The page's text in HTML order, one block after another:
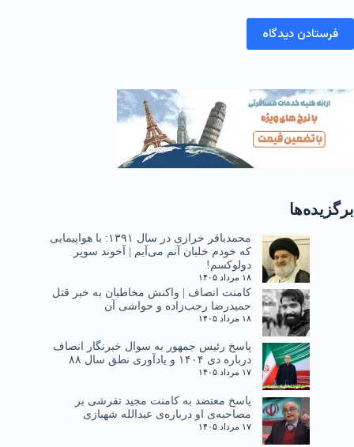
فرستادن دیدگاه
برگزیده‌ها
محمدباقر خرازی در سال ۱۳۹۱: با هواپیمایی
که خودم خلبان آنم می‌آیم | آخوند سوپر
دولوکسم!
۱۸ مرداد ۱۴۰۵
کامنت انصاف | واکنش مخاطبان به خبر قتل
حمیدرضا رجب‌زاده و حواشی آن
۱۸ مرداد ۱۴۰۵
پاسخ رئیس جمهور به سوال خبرنگار انصاف
درباره دی ۱۴۰۴ و یادآوری نطق سال ۸۸
۱۷ مرداد ۱۴۰۵
پاسخ معتضد به کامنت مجید تفرشی بر
مصاحبه‌ی او درباره‌ی عبدالله شهبازی
۱۷ مرداد ۱۴۰۵